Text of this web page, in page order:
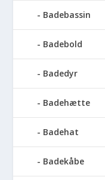
Badebassin
Badebold
Badedyr
Badehætte
Badehat
Badekåbe